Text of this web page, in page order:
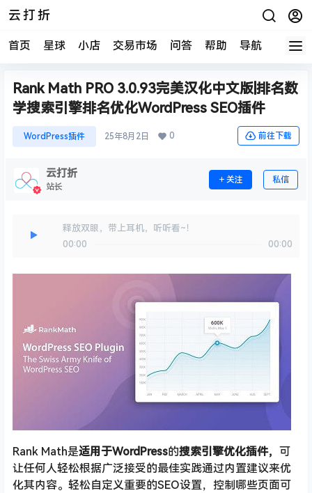
云打折
首页 星球 小店 交易市场 问答 帮助 导航 快报
Rank Math PRO 3.0.93完美汉化中文版|排名数
学搜索引擎排名优化WordPress SEO插件
WordPress插件 25年8月2日 0 前往下载
云打折
站长
关注 私信
释放双眼，带上耳机，听听看~！
00:00
00:00
Rank Math是适用于WordPress的搜索引擎优化插件， 可
让任何人轻松根据广泛接受的最佳实践通过内置建议来优
化其内容。轻松自定义重要的SEO设置，控制哪些页面可